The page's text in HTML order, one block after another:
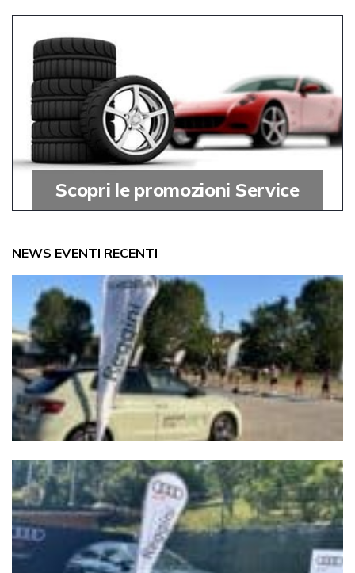
Scopri le promozioni Service
NEWS EVENTI RECENTI